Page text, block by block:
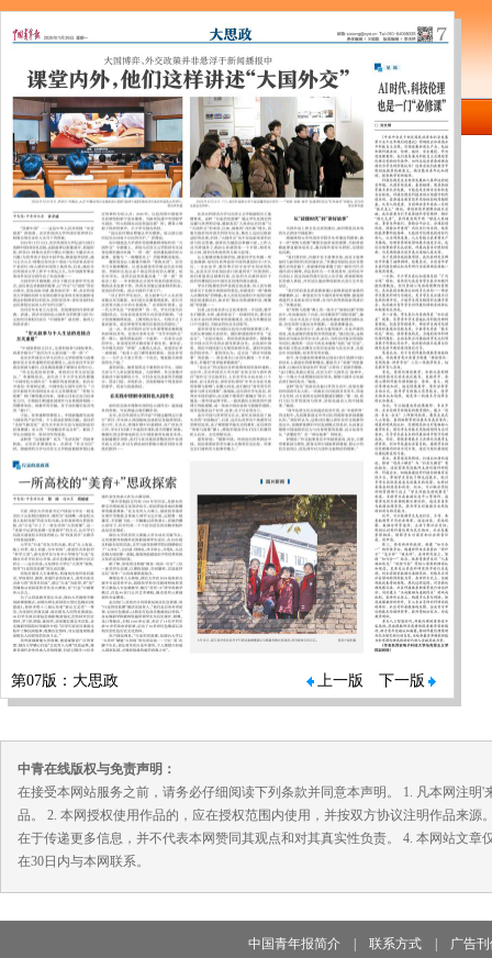
第07版：大思政 上一版 下一版
中青在线版权与免责声明：
在接受本网站服务之前，请务必仔细阅读下列条款并同意本声明。 1. 凡本网注
品。 2. 本网授权使用作品的，应在授权范围内使用，并按双方协议注明作品来
在于传递更多信息，并不代表本网赞同其观点和对其真实性负责。 4. 本网站文
在30日内与本网联系。
中国青年报简介 联系方式 广告刊